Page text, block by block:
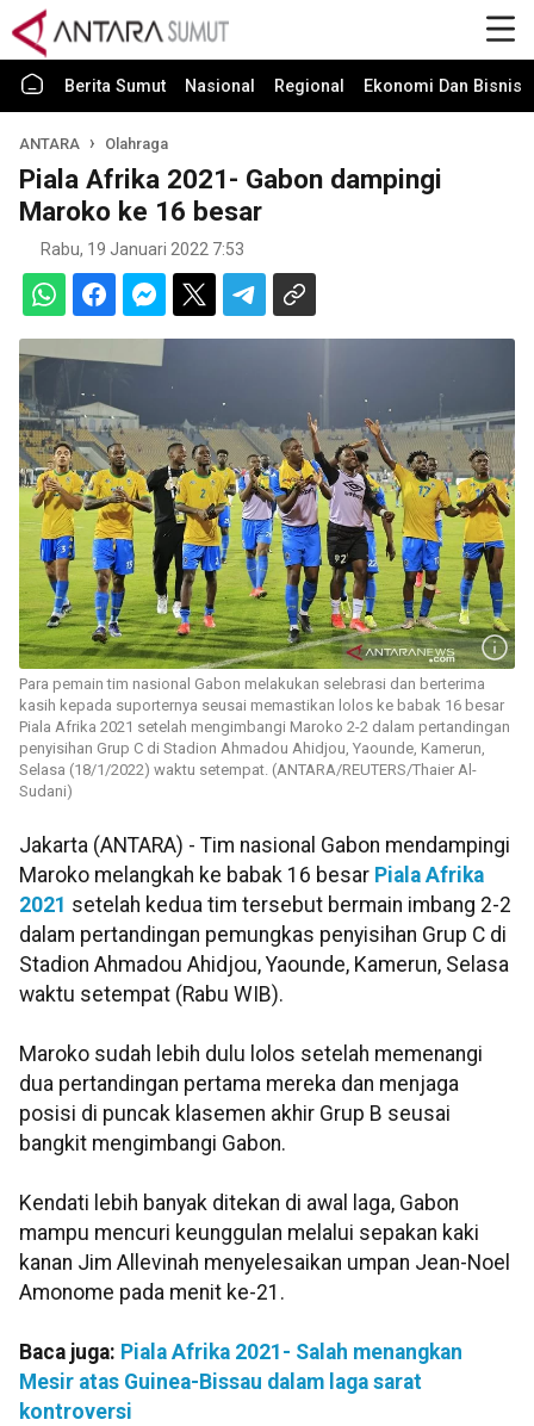
Berita Sumut Nasional Regional Ekonomi Dan Bisnis
ANTARA Olahraga
Piala Afrika 2021- Gabon dampingi
Maroko ke 16 besar
Rabu, 19 Januari 2022 7:53
Para pemain tim nasional Gabon melakukan selebrasi dan berterima
kasih kepada suporternya seusai memastikan lolos ke babak 16 besar
Piala Afrika 2021 setelah mengimbangi Maroko 2-2 dalam pertandingan
penyisihan Grup C di Stadion Ahmadou Ahidjou, Yaounde, Kamerun,
Selasa (18/1/2022) waktu setempat. (ANTARA/REUTERS/Thaier Al-
Sudani)
Jakarta (ANTARA) - Tim nasional Gabon mendampingi
Maroko melangkah ke babak 16 besar Piala Afrika
2021 setelah kedua tim tersebut bermain imbang 2-2
dalam pertandingan pemungkas penyisihan Grup C di
Stadion Ahmadou Ahidjou, Yaounde, Kamerun, Selasa
waktu setempat (Rabu WIB).
Maroko sudah lebih dulu lolos setelah memenangi
dua pertandingan pertama mereka dan menjaga
posisi di puncak klasemen akhir Grup B seusai
bangkit mengimbangi Gabon.
Kendati lebih banyak ditekan di awal laga, Gabon
mampu mencuri keunggulan melalui sepakan kaki
kanan Jim Allevinah menyelesaikan umpan Jean-Noel
Amonome pada menit ke-21.
Baca juga: Piala Afrika 2021- Salah menangkan
Mesir atas Guinea-Bissau dalam laga sarat
kontroversi